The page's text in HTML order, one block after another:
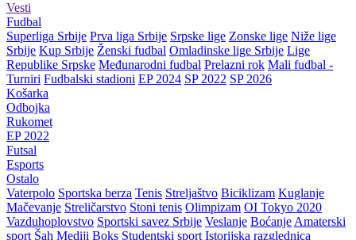
Vesti
Fudbal
Superliga Srbije Prva liga Srbije Srpske lige Zonske lige Niže lige
Srbije Kup Srbije Ženski fudbal Omladinske lige Srbije Lige
Republike Srpske Međunarodni fudbal Prelazni rok Mali fudbal -
Turniri Fudbalski stadioni EP 2024 SP 2022 SP 2026
Košarka
Odbojka
Rukomet
EP 2022
Futsal
Esports
Ostalo
Vaterpolo Sportska berza Tenis Streljaštvo Biciklizam Kuglanje
Mačevanje Streličarstvo Stoni tenis Olimpizam OI Tokyo 2020
Vazduhoplovstvo Sportski savez Srbije Veslanje Boćanje Amaterski
sport Šah Mediji Boks Studentski sport Istorijska razglednica